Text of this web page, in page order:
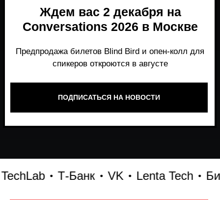
Т-Банк VK Lenta Tech
Место, где можно получить честный,
работает и формирует рынок генеративного